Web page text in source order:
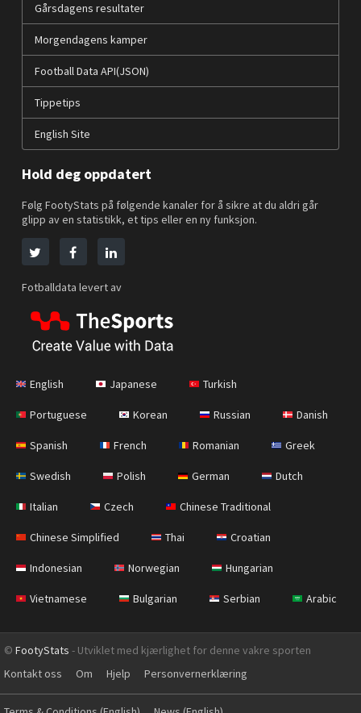
Gårsdagens resultater
Morgendagens kamper
Football Data API(JSON)
Tippetips
English Site
Hold deg oppdatert
Følg FootyStats på følgende kanaler for å sikre at du aldri går
glipp av en statistikk, et tips eller en ny funksjon.
Fotballdata levert av
English Japanese Turkish
Portuguese Korean Russian Danish
Spanish French Romanian Greek
Swedish Polish German Dutch
Italian Czech Chinese Traditional
Chinese Simplified Thai Croatian
Indonesian Norwegian Hungarian
Vietnamese Bulgarian Serbian Arabic
© FootyStats - Utviklet med kjærlighet for denne vakre sporten
Kontakt oss
Om Hjelp Personvernerklæring